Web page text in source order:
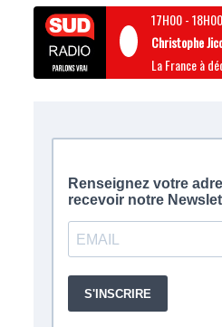
17H00-18H00
Christophe
La France à